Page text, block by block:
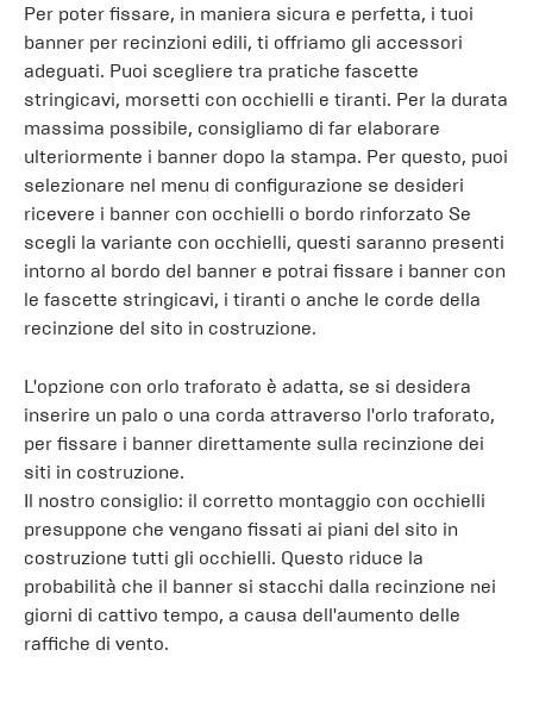
Per poter fissare, in maniera sicura e perfetta, i tuoi
banner per recinzioni edili, ti offriamo gli accessori
adeguati. Puoi scegliere tra pratiche fascette
stringicavi, morsetti con occhielli e tiranti. Per la durata
massima possibile, consigliamo di far elaborare
ulteriormente i banner dopo la stampa. Per questo, puoi
selezionare nel menu di configurazione se desideri
ricevere i banner con occhielli o bordo rinforzato Se
scegli la variante con occhielli, questi saranno presenti
intorno al bordo del banner e potrai fissare i banner con
le fascette stringicavi, i tiranti o anche le corde della
recinzione del sito in costruzione.
L'opzione con orlo traforato è adatta, se si desidera
inserire un palo o una corda attraverso l'orlo traforato,
per fissare i banner direttamente sulla recinzione dei
siti in costruzione.
Il nostro consiglio: il corretto montaggio con occhielli
presuppone che vengano fissati ai piani del sito in
costruzione tutti gli occhielli. Questo riduce la
probabilità che il banner si stacchi dalla recinzione nei
giorni di cattivo tempo, a causa dell'aumento delle
raffiche di vento.